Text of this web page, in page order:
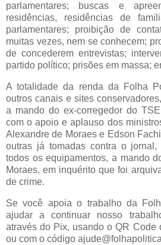
parlamentares; buscas e
residências, residências de
parlamentares; proibição de
muitas vezes, nem se conhecem;
de concederem entrevistas;
partido político; prisões em massa;
A totalidade da renda da Folha
outros canais e sites
a mando do ex-corregedor do
com o apoio e aplauso dos
Alexandre de Moraes e Edson
outras já tomadas contra o
todos os equipamentos, a mando
Moraes, em inquérito que foi
de crime.
Se você apoia o trabalho da
ajudar a continuar nosso
através do Pix, usando o QR Code
ou com o código